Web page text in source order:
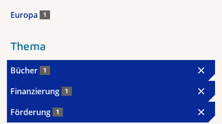
Europa 1
Thema
Bücher 1
Finanzierung 1
Förderung 1